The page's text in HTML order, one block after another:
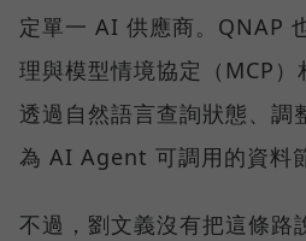
定單一 AI 供應商。QNAP
理與模型情境協定（MCP
透過自然語言查詢狀態、調
為 AI Agent 可調用的資料
不過，劉文義沒有把這條路